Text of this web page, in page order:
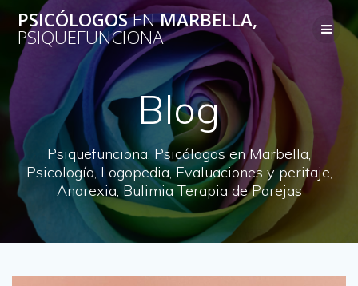
Saltar
al
contenido
PSICÓLOGOSENMARBELLA,
PSIQUEFUNCIONA
Blog
Psiquefunciona, Psicólogos en Marbella,
Psicología, Logopedia, Evaluaciones y peritaje,
Anorexia, Bulimia Terapia de Parejas